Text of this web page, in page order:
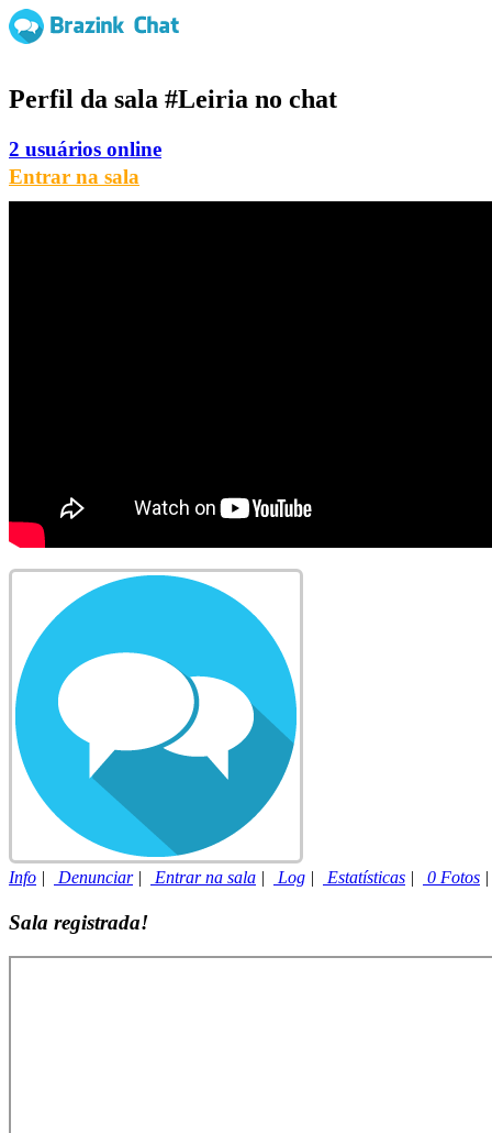
Perfil da sala #Leiria no chat
2 usuários online
Entrar na sala
Info | Denunciar| Entrar na sala | Log | Estatísticas | 0 Fotos
Sala registrada!